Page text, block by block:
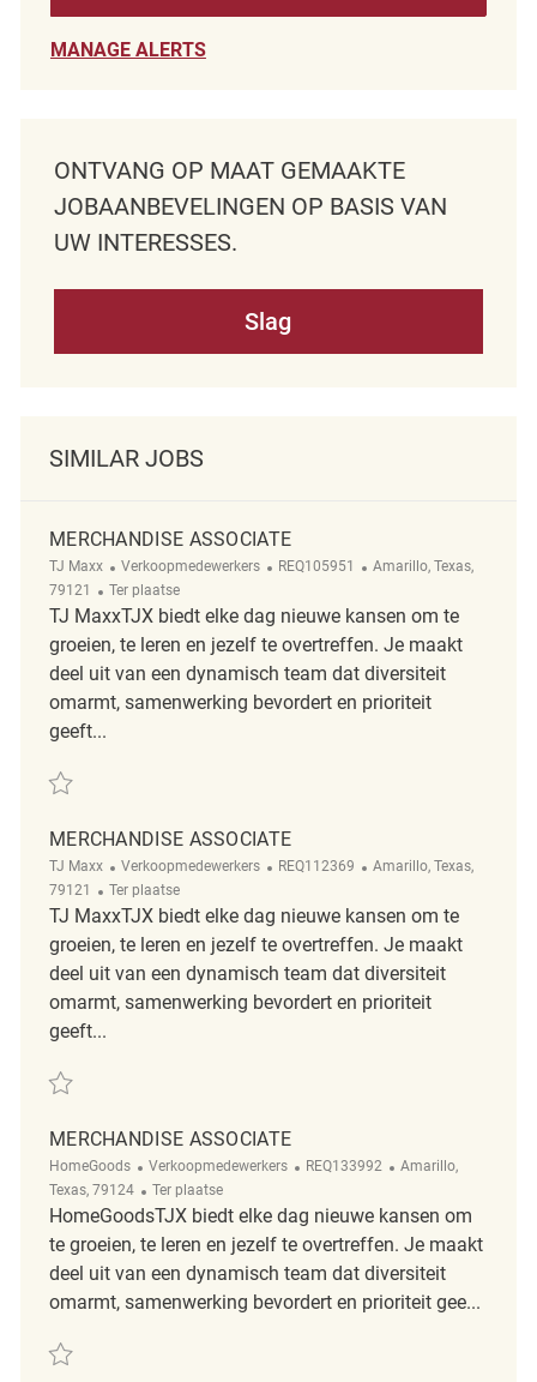
MANAGE ALERTS
ONTVANG OP MAAT GEMAAKTE
JOBAANBEVELINGEN OP BASIS VAN
UW INTERESSES.
Slag
SIMILAR JOBS
MERCHANDISE ASSOCIATE
TJ Maxx Categorie
Verkoopmedewerkers ReqId
REQ105951 Plaats
Amarillo, Texas,
79121
Afgelegen
Ter plaatse
TJ MaxxTJX biedt elke dag nieuwe kansen om te
groeien, te leren en jezelf te overtreffen. Je maakt
deel uit van een dynamisch team dat diversiteit
omarmt, samenwerking bevordert en prioriteit
geeft...
Redden Merchandise Associate REQ105951
MERCHANDISE ASSOCIATE
TJ Maxx Categorie
Verkoopmedewerkers ReqId
REQ112369 Plaats
Amarillo, Texas,
79121
Afgelegen
Ter plaatse
TJ MaxxTJX biedt elke dag nieuwe kansen om te
groeien, te leren en jezelf te overtreffen. Je maakt
deel uit van een dynamisch team dat diversiteit
omarmt, samenwerking bevordert en prioriteit
geeft...
Redden Merchandise Associate REQ112369
MERCHANDISE ASSOCIATE
HomeGoods Categorie
Verkoopmedewerkers ReqId
REQ133992 Plaats
Amarillo,
Texas, 79124
Afgelegen
Ter plaatse
HomeGoodsTJX biedt elke dag nieuwe kansen om
te groeien, te leren en jezelf te overtreffen. Je maakt
deel uit van een dynamisch team dat diversiteit
omarmt, samenwerking bevordert en prioriteit gee...
Redden Merchandise Associate REQ133992